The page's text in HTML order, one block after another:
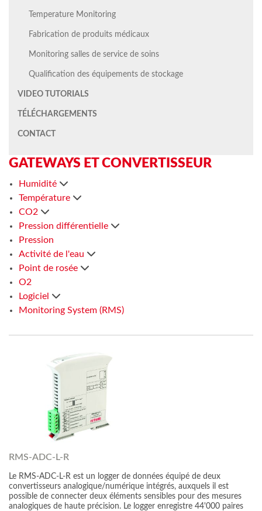
Temperature Monitoring
Fabrication de produits médicaux
Monitoring salles de service de soins
Qualification des équipements de stockage
VIDEO TUTORIALS
TÉLÉCHARGEMENTS
CONTACT
GATEWAYS ET CONVERTISSEUR
Humidité
Température
CO2
Pression différentielle
Pression
Activité de l'eau
Point de rosée
O2
Logiciel
Monitoring System (RMS)
RMS-ADC-L-R
Le RMS-ADC-L-R est un logger de données équipé de deux
convertisseurs analogique/numérique intégrés, auxquels il est
possible de connecter deux éléments sensibles pour des mesures
analogiques de haute précision. Le logger enregistre 44'000 paires